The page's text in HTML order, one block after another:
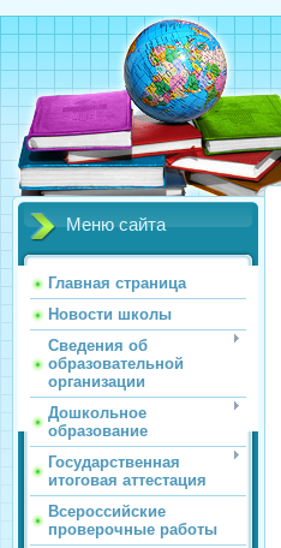
Меню сайта
Главная страница
Новости школы
Сведения об
образовательной
организации
Дошкольное
образование
Государственная
итоговая аттестация
Всероссийские
проверочные работы